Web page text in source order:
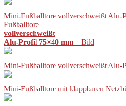
Mini-Fußballtore vollverschweißt Alu-
Fußballtore
vollverschweißt
Alu-Profil 75×40 mm – Bild
Mini-Fußballtore vollverschweißt Alu-
Mini-Fußballtore mit klappbaren